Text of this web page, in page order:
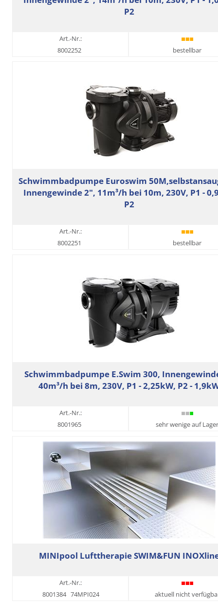
P2
Art.-Nr.:
8002252
bestellbar
Schwimmbadpumpe Euroswim
Innengewinde 2", 11m³/h bei 10m, 230V, P1 -
P2
Art.-Nr.:
8002251
bestellbar
Schwimmbadpumpe E.Swim 300,
40m³/h bei 8m, 230V, P1 - 2,25kW, P2 -
Art.-Nr.:
8001965
sehr wenige auf Lager
MINIpool Lufttherapie SWIM&FUN
Art.-Nr.:
8001384 74MPI024 aktuell nicht